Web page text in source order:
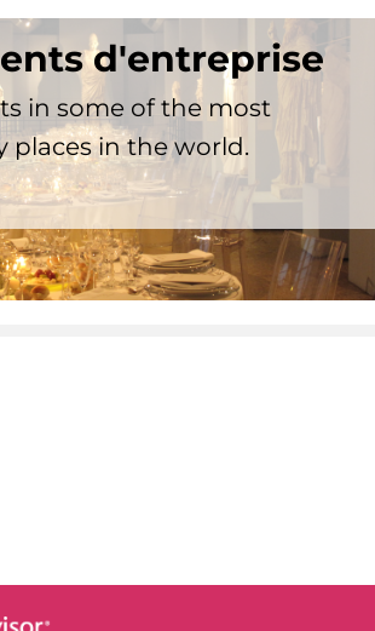
d'entreprise
in some of the most
places in the world.